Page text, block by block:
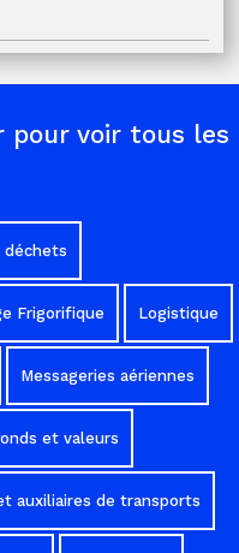
pour voir tous les
déchets
Frigorifique Logistique
Messageries aériennes
et valeurs
auxiliaires de transports